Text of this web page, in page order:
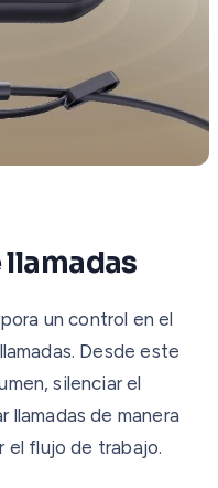
un control en el
Desde este
silenciar el
de manera
el flujo de trabajo.